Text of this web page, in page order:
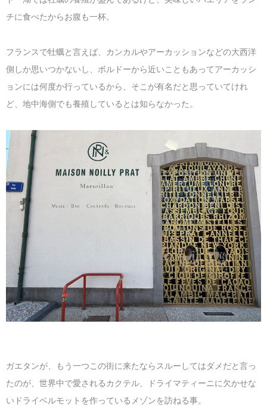
チに食べたからお腹も一杯。
フランスで牡蠣と言えば、カンカルやアーカッションなどの大西洋
側しか思いつかないし、ボルドーから近いこともあってアーカッシ
ョンには何度か行っているから、そこが有名だと思っていてけれ
ど、地中海側でも養殖しているとは知らなかった。
ガエタンが、もう一つこの街に来たならスルーしてはダメだと言っ
たのが、世界中で愛されるカクテル、ドライマティーニに欠かせな
いドライベルモットを作っているメゾンを訪ねる事。